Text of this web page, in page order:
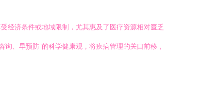
经济条件或地域限制，尤其惠及了医疗资源相对匮乏
、早预防”的科学健康观，将疾病管理的关口前移，